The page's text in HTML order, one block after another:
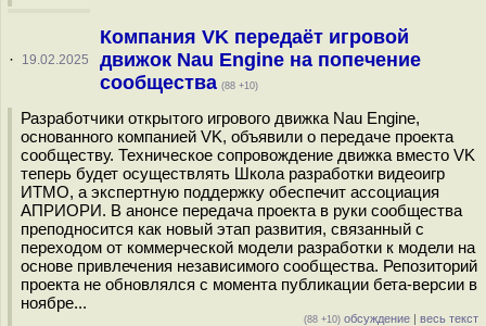
· 19.02.2025
Компания VK передаёт игровой
движок Nau Engine на попечение
сообщества (88 +10)
Разработчики открытого игрового движка Nau Engine,
основанного компанией VK, объявили о передаче проекта
сообществу. Техническое сопровождение движка вместо VK
теперь будет осуществлять Школа разработки видеоигр
ИТМО, а экспертную поддержку обеспечит ассоциация
АПРИОРИ. В анонсе передача проекта в руки сообщества
преподносится как новый этап развития, связанный с
переходом от коммерческой модели разработки к модели на
основе привлечения независимого сообщества. Репозиторий
проекта не обновлялся с момента публикации бета-версии в
ноябре...
(88 +10) обсуждение | весь текст